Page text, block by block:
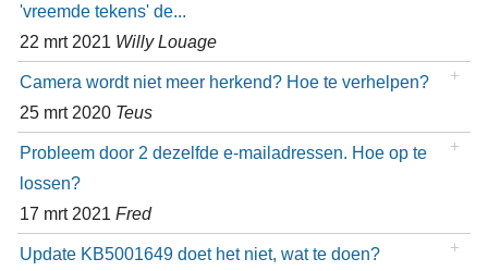
'vreemde tekens' de...
22 mrt 2021 Willy Louage
Camera wordt niet meer herkend? Hoe te verhelpen?
25 mrt 2020 Teus
Probleem door 2 dezelfde e-mailadressen. Hoe op te
lossen?
17 mrt 2021 Fred
Update KB5001649 doet het niet, wat te doen?